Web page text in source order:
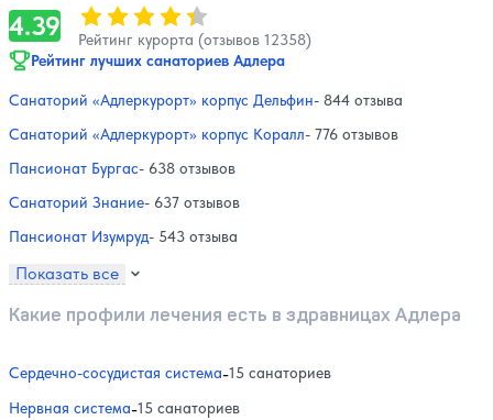
4.39 Оценка, количество звезд:
Рейтинг курорта (отзывов 12358)
Рейтинг лучших санаториев Адлера
Санаторий «Адлеркурорт» корпус Дельфин- 844 отзыва
Санаторий «Адлеркурорт» корпус Коралл- 776 отзывов
Пансионат Бургас- 638 отзывов
Санаторий Знание- 637 отзывов
Пансионат Изумруд- 543 отзыва
Показать все
Какие профили лечения есть в здравницах Адлера
Сердечно-сосудистая система-15 санаториев
Нервная система-15 санаториев